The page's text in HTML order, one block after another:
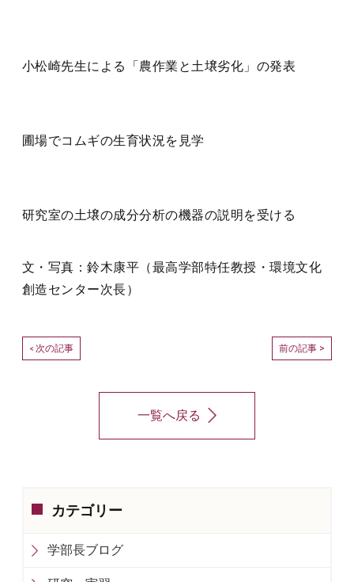
小松崎先生による「農作業と土壌劣化」の発表
圃場でコムギの生育状況を見学
研究室の土壌の成分分析の機器の説明を受ける
文・写真：鈴木康平（最高学部特任教授・環境文化
創造センター次長）
< 次の記事 前の記事 >
一覧へ戻る
カテゴリー
学部長ブログ